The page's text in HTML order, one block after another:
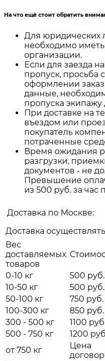
На что ещё стоит обратить
Для юридических
необходимо
организации.
Если для заезда
пропуск, просьба
оформлении
данные,
пропуска экипажу
При доставке на
въездом или
покупатель
потраченные
Время ожидания
разгрузки,
документов - не
Превышение
из 500 руб. за час
Доставка по Москве:
Доставка
Вес
доставляемых
товаров
0-10 кг
500 руб.
10-50 кг
500 руб.
50-100 кг
750 руб.
100-300 кг
850 руб.
300 - 500 кг
1100
500 - 750 кг
1200
от 750 кг
Цена